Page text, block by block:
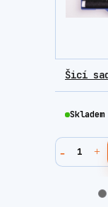
Šicí
Skladem